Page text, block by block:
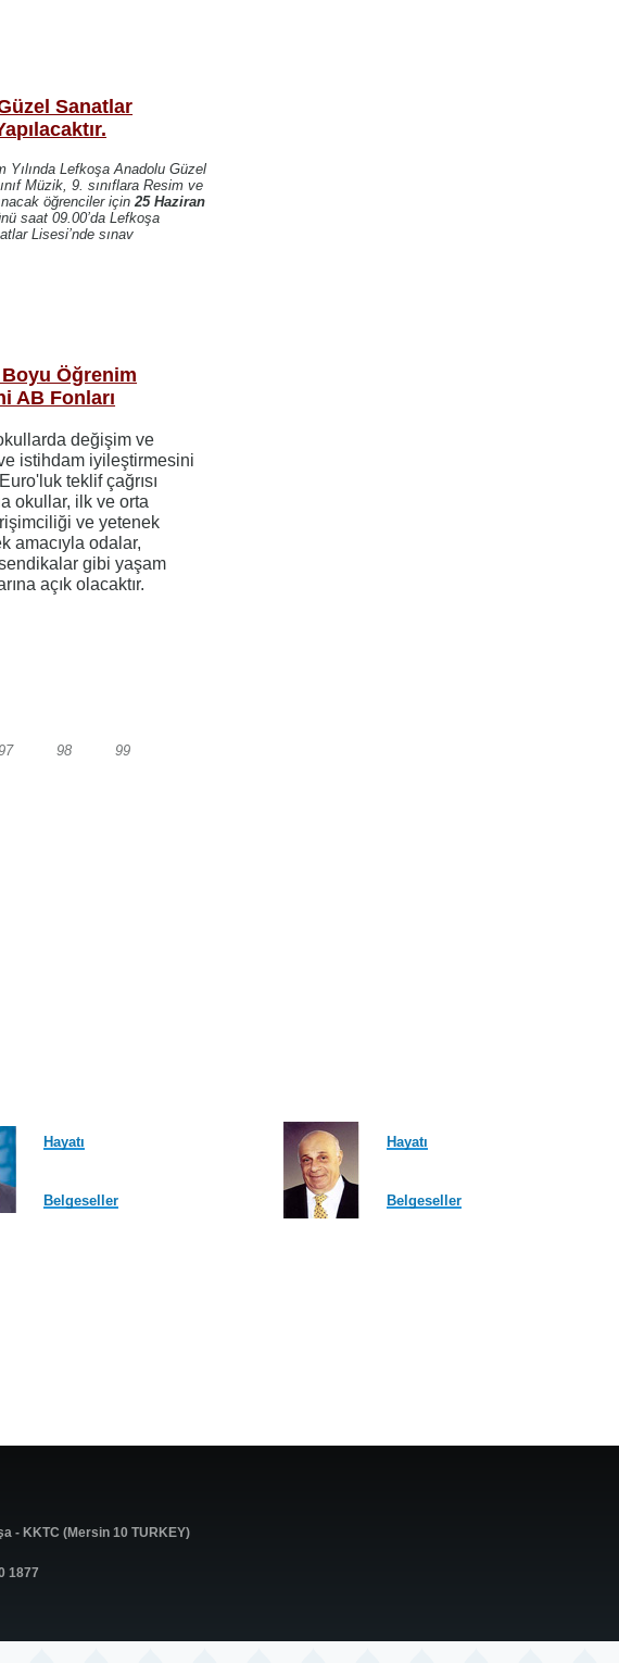
Sanatlar
Yılında Lefkoşa Anadolu Güzel
Müzik, 9. sınıflara Resim ve
öğrenciler için25 Haziran
saat 09.00’da Lefkoşa
Lisesi’nde sınav
Öğrenim
AB Fonları
değişim ve
istihdam iyileştirmesini
teklif çağrısı
okullar, ilk ve orta
ve yetenek
amacıyla odalar,
gibi yaşam
açık olacaktır.
Sayfa Sayfa
98 Sayfa
99
Hayatı
Belgeseller
Hayatı
Belgeseller
- KKTC (Mersin 10 TURKEY)
1877